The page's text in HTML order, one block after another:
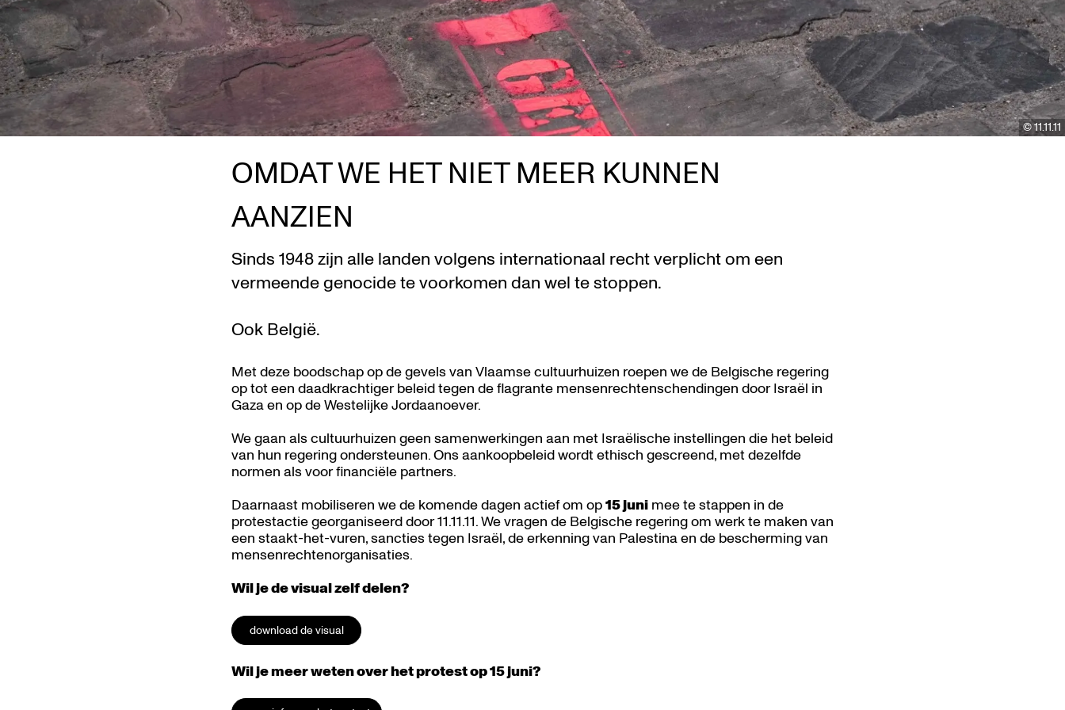
© 11.11.11
OMDAT WE HET NIET MEER KUNNEN
AANZIEN
Sinds 1948 zijn alle landen volgens internationaal recht verplicht om een
vermeende genocide te voorkomen dan wel te stoppen.
Ook België.
Met deze boodschap op de gevels van Vlaamse cultuurhuizen roepen we de Belgische regering
op tot een daadkrachtiger beleid tegen de flagrante mensenrechtenschendingen door Israël in
Gaza en op de Westelijke Jordaanoever.​
We gaan als cultuurhuizen geen samenwerkingen aan met Israëlische instellingen die het beleid
van hun regering ondersteunen. Ons aankoopbeleid wordt ethisch gescreend, met dezelfde
normen als voor financiële partners.​
Daarnaast mobiliseren we de komende dagen actief om op15 juni mee te stappen in de
protestactie georganiseerd door 11.11.11. We vragen de Belgische regering om werk te maken van
een staakt-het-vuren, sancties tegen Israël, de erkenning van Palestina en de bescherming van
mensenrechtenorganisaties.​
Wil je de visual zelf delen?
download de visual
Wil je meer weten over het protest op 15 juni?
Inzoomen Inzoomen